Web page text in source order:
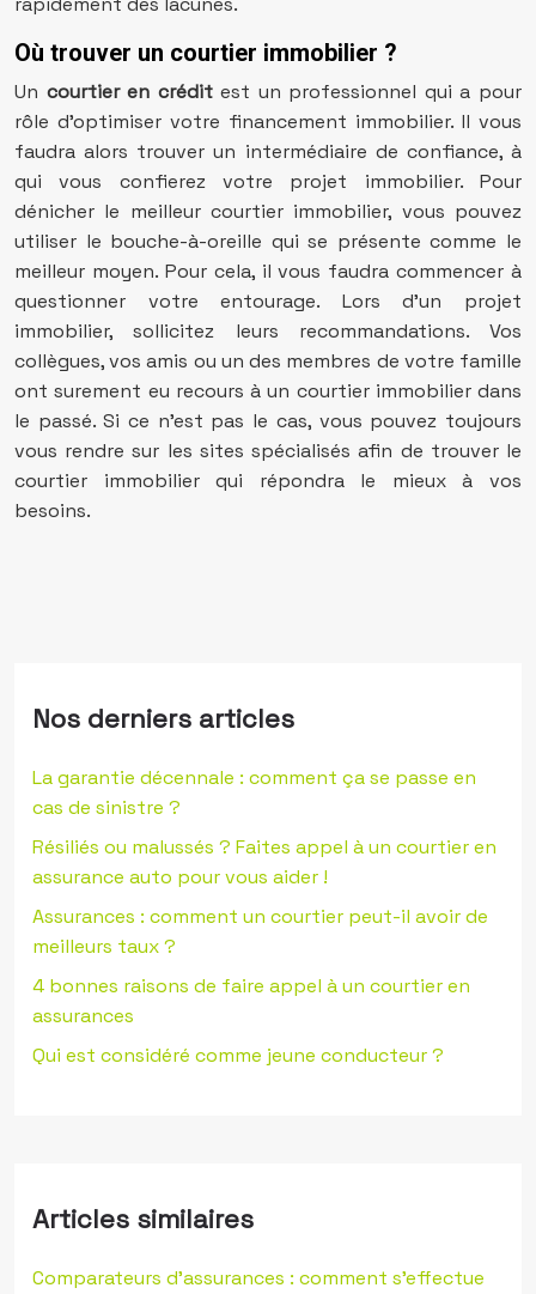
Où trouver un courtier immobilier ?
Un courtier en créditest un professionnel qui a pour
rôle d’optimiser votre financement immobilier. Il vous
faudra alors trouver un intermédiaire de confiance, à
qui vous confierez votre projet immobilier. Pour
dénicher le meilleur courtier immobilier, vous pouvez
utiliser le bouche-à-oreille qui se présente comme le
meilleur moyen. Pour cela, il vous faudra commencer à
questionner votre entourage. Lors d’un projet
immobilier, sollicitez leurs recommandations. Vos
collègues, vos amis ou un des membres de votre famille
ont surement eu recours à un courtier immobilier dans
le passé. Si ce n’est pas le cas, vous pouvez toujours
vous rendre sur les sites spécialisés afin de trouver le
courtier immobilier qui répondra le mieux à vos
besoins.
Nos derniers articles
La garantie décennale : comment ça se passe en
cas de sinistre ?
Résiliés ou malussés ? Faites appel à un courtier en
assurance auto pour vous aider !
Assurances : comment un courtier peut-il avoir de
meilleurs taux ?
4 bonnes raisons de faire appel à un courtier en
assurances
Qui est considéré comme jeune conducteur ?
Articles similaires
Comparateurs d’assurances : comment s’effectue